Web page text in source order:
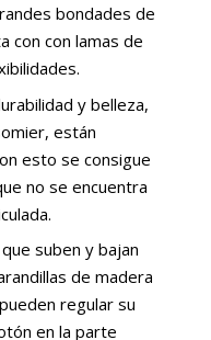
bondades de
con con lamas de
y belleza,
están
esto se consigue
no se encuentra
suben y bajan
de madera
regular su
en la parte